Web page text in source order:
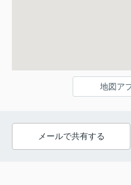
地図ア
メールで共有する